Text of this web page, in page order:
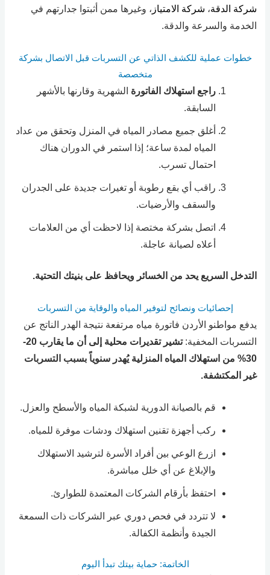
شركة الدقة، شركة الامتياز ، وغيرها ممن أثبتوا جدارتهم في
الخدمة والسرعة والدقة.
خطوات عملية للكشف الذاتي عن التسربات قبل الاتصال بشركة
متخصصة
راجع استهلاك الفاتورة الشهرية وقارنها بالأشهر
السابقة.
أغلق جميع مصادر المياه في المنزل وتحقق من عداد
المياه لمدة ساعة؛ إذا استمر في الدوران هناك
احتمال تسرب.
راقب أي بقع رطوبة أو تغيرات جديدة على الجدران
والسقف والأرضيات.
اتصل بشركة مختصة إذا لاحظت أي من العلامات
أعلاه لصيانة عاجلة.
التدخل السريع يحد من الخسائر ويحافظ على بنيتك التحتية.
إحصائيات ونصائح لتوفير المياه والوقاية من التسربات
يدفع مواطنو الأردن فاتورة مياه مرتفعة نتيجة الهدر الناتج عن
التسربات المخفية:
تشير تقديرات محلية إلى أن ما يقارب 20-
30% من استهلاك المياه المنزلية يُهدر سنوياً بسبب التسربات
غير المكتشفة.
قم بالصيانة الدورية لشبكة المياه والأسطح والعزل.
ركب أجهزة تقنين استهلاك ودشات موفرة للمياه.
ازرع الوعي بين أفراد الأسرة لترشيد الاستهلاك
والإبلاغ عن أي خلل مباشرة.
احتفظ بأرقام الشركات المعتمدة للطوارئ.
لا تتردد في فحص دوري عبر الشركات ذات السمعة
الجيدة وأنظمة الكفالة.
الخاتمة: حماية بيتك تبدأ اليوم